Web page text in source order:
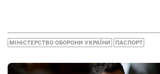
МІНІСТЕРСТВО ОБОРОНИ УКРАЇНИ ПАСПОРТ